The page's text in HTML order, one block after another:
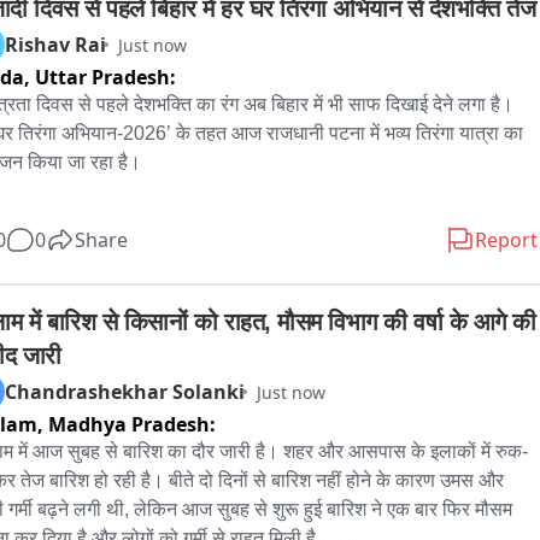
है। बता दे कि चेनारी से लगभग 40 किलोमीटर दुर्गम जंगल और पहाड़ों से गुजर
धाम पहुंच जाता है। ऐसी किदवंती है कि महादेव यहां गुप्त रूप से निवास किए
दिवस से पहले बिहार में हर घर तिरंगा अभियान से देशभक्ति तेज
Rishav Rai Just now
Uttar Pradesh:
दिवस से पहले देशभक्ति का रंग अब बिहार में भी साफ दिखाई देने लगा है।
तिरंगा अभियान-2026’ के तहत आज राजधानी पटना में भव्य तिरंगा यात्रा का
किया जा रहा है।
मुख्यमंत्री सम्राट चौधरी करेंगे। इसमें मंत्री, अधिकारी और बड़ी संख्या में
के तहत सिर्फ पटना ही नहीं, बल्कि पूरे बिहार में तिरंगा यात्रा, सेल्फी विद
तिरंगा रंगोली, तिरंगा थीम पर सजावट और वंदे मातरम् के सामूहिक गायन जैसे
आयोजित किए जाएंगे। सरकार का लक्ष्य है कि हर जिले और हर प्रखंड
अभियान पहुंचे। इसके लिए प्रत्येक प्रखंड में 4 हजार तिरंगे झंडे उपलब्ध कराए
का उद्देश्य लोगों में राष्ट्रप्रेम, राष्ट्रीय एकता और तिरंगे के प्रति सम्मान
0 Share Report
में बारिश से किसानों को राहत, मौसम विभाग की वर्षा के आगे की
जारी
Chandrashekhar Solanki Just now
Madhya Pradesh:
में आज सुबह से बारिश का दौर जारी है। शहर और आसपास के इलाकों में रुक-
तेज बारिश हो रही है। बीते दो दिनों से बारिश नहीं होने के कारण उमस और
गर्मी बढ़ने लगी थी, लेकिन आज सुबह से शुरू हुई बारिश ने एक बार फिर मौसम